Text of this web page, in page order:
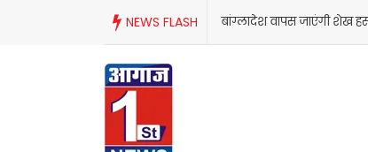
NEWS FLASH
वापस जाएंगी शेख हसीना,जानिए आखिर क्यों लिया ऐसा फैसला?